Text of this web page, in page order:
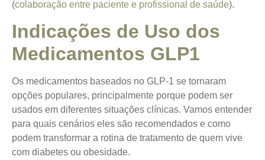
(colaboração entre paciente e profissional de saúde).
Indicações de Uso dos
Medicamentos GLP1
Os medicamentos baseados no GLP-1 se tornaram
opções populares, principalmente porque podem ser
usados em diferentes situações clínicas. Vamos entender
para quais cenários eles são recomendados e como
podem transformar a rotina de tratamento de quem vive
com diabetes ou obesidade.